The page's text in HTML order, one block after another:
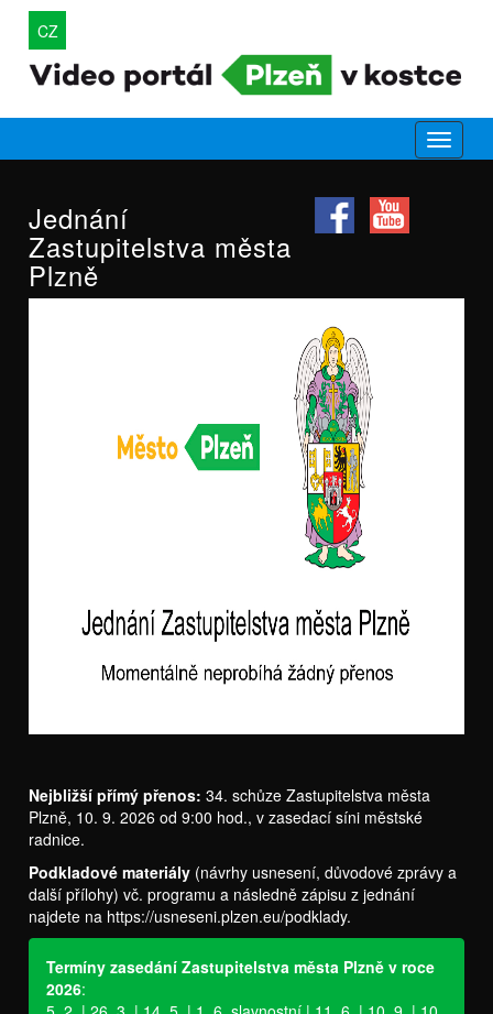
CZ
Jednání
Zastupitelstva města
Plzně
Nejbližší přímý přenos: 34. schůze Zastupitelstva města
Plzně, 10. 9. 2026 od 9:00 hod., v zasedací síni městské
radnice.
Podkladové materiály (návrhy usnesení, důvodové zprávy a
další přílohy) vč. programu a následně zápisu z jednání
najdete na https://usneseni.plzen.eu/podklady.
Termíny zasedání Zastupitelstva města Plzně v roce
2026: